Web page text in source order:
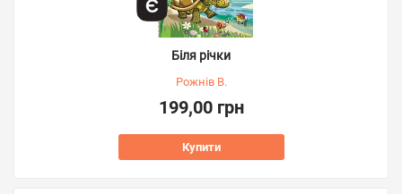
Біля річки
Рожнів В.
199,00 грн
Купити